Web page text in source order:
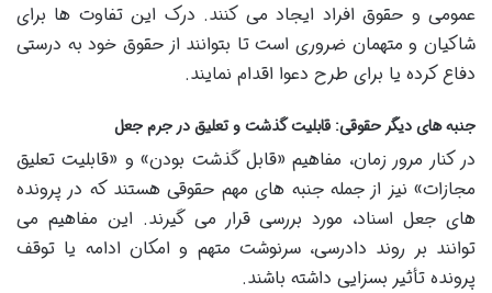
عمومی و حقوق افراد ایجاد می کنند. درک این تفاوت ها برای
شاکیان و متهمان ضروری است تا بتوانند از حقوق خود به درستی
دفاع کرده یا برای طرح دعوا اقدام نمایند.
جنبه های دیگر حقوقی: قابلیت گذشت و تعلیق در جرم جعل
در کنار مرور زمان، مفاهیم «قابل گذشت بودن» و «قابلیت تعلیق
مجازات» نیز از جمله جنبه های مهم حقوقی هستند که در پرونده
های جعل اسناد، مورد بررسی قرار می گیرند. این مفاهیم می
توانند بر روند دادرسی، سرنوشت متهم و امکان ادامه یا توقف
پرونده تأثیر بسزایی داشته باشند.